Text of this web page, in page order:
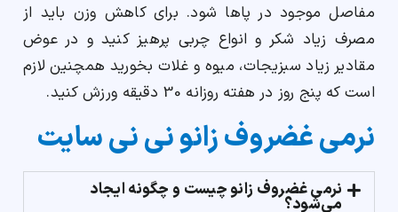
مفاصل موجود در پاها شود. برای کاهش وزن باید از
مصرف زیاد شکر و انواع چربی پرهیز کنید و در عوض
مقادیر زیاد سبزیجات، میوه و غلات بخورید همچنین لازم
است که پنج روز در هفته روزانه 30 دقیقه ورزش کنید.
نرمی غضروف زانو نی نی سایت
نرمی غضروف زانو چیست و چگونه ایجاد
می‌شود؟